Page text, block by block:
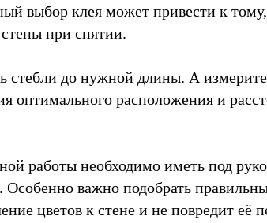
выбор клея может привести к тому,
при снятии.
стебли до нужной длины. А
оптимального расположения и
работы необходимо иметь под
важно подобрать
цветов к стене и не повредит её